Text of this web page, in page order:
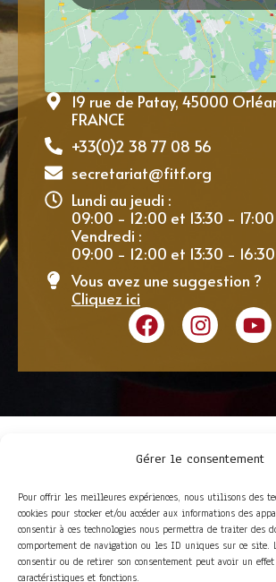
Gérer le consentement
Pour offrir les meilleures expériences, nous utilisons des
cookies pour stocker et/ou accéder aux informations des
consentir à ces technologies nous permettra de traiter des
comportement de navigation ou les ID uniques sur ce site.
consentir ou de retirer son consentement peut avoir un
caractéristiques et fonctions.
19 rue de Patay, 45000
FRANCE
+33(0)2 38 77 08 56
secretariat@fitf.org
Lundi au jeudi :
09:00 - 12:00 et 13:30 - 17:00
Vendredi :
09:00 - 12:00 et 13:30 - 16:30
Vous avez une suggestion ?
Cliquez ici
ACCÈS RAPIDE